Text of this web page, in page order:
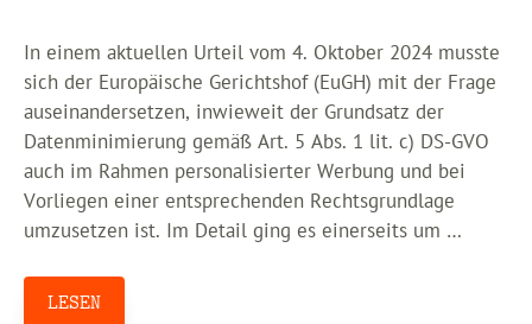
In einem aktuellen Urteil vom 4. Oktober 2024 musste
sich der Europäische Gerichtshof (EuGH) mit der Frage
auseinandersetzen, inwieweit der Grundsatz der
Datenminimierung gemäß Art. 5 Abs. 1 lit. c) DS-GVO
auch im Rahmen personalisierter Werbung und bei
Vorliegen einer entsprechenden Rechtsgrundlage
umzusetzen ist. Im Detail ging es einerseits um …
LESEN